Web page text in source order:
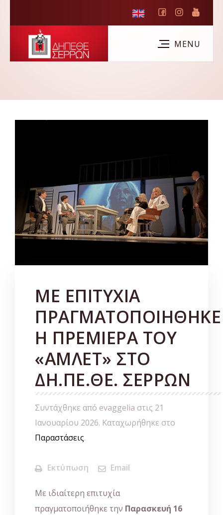
ΜΕ ΕΠΙΤΥΧΙΑ
ΠΡΑΓΜΑΤΟΠΟΙΗΘΗΚΕ
Η ΠΡΕΜΙΕΡΑ ΤΟΥ
«ΑΜΛΕΤ» ΣΤΟ
ΔΗ.ΠΕ.ΘΕ. ΣΕΡΡΩΝ
Συντάχθηκε από evaggelia στις 21
Ιανουαρίου 2026. Καταχωρήθηκε στο
Παραστάσεις.
Εκτύπωση Email
Με ιδιαίτερη επιτυχία
πραγματοποιήθηκε την Παρασκευή 16